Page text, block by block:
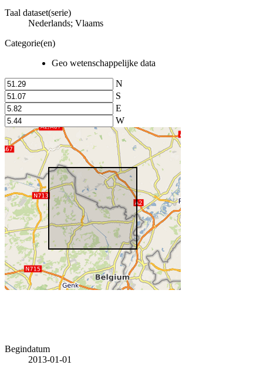
Taal dataset(serie)
Nederlands; Vlaams
Categorie(en)
Geo wetenschappelijke data
N
S
E
W
Begindatum
2013-01-01